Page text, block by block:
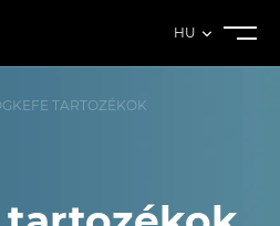
HU
TARTOZÉKOK